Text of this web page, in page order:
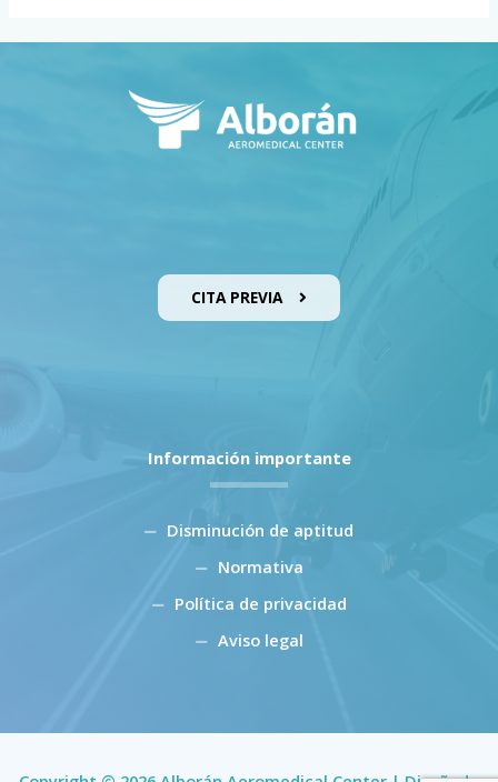
CITA PREVIA
Información importante
Disminución de aptitud
Normativa
Política de privacidad
Aviso legal